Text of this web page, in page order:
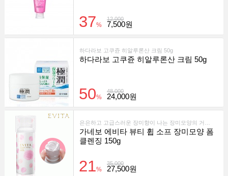
12,000
37% 7,500원
하다라보 고쿠쥰 히알루론산 크림 50g
하다라보 고쿠쥰 히알루론산 크림 50g
48,000
50% 24,000원
가네보 에비타 뷰티 휩 소프 장미모양 폼
클렌징 150g
35,000
21% 27,500원